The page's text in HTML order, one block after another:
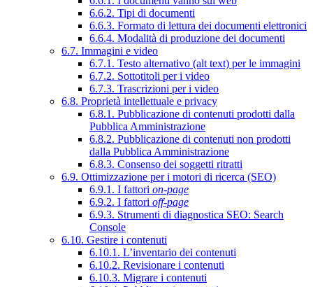
6.6.2. Tipi di documenti
6.6.3. Formato di lettura dei documenti elettronici
6.6.4. Modalità di produzione dei documenti
6.7. Immagini e video
6.7.1. Testo alternativo (alt text) per le immagini
6.7.2. Sottotitoli per i video
6.7.3. Trascrizioni per i video
6.8. Proprietà intellettuale e privacy
6.8.1. Pubblicazione di contenuti prodotti dalla
Pubblica Amministrazione
6.8.2. Pubblicazione di contenuti non prodotti
dalla Pubblica Amministrazione
6.8.3. Consenso dei soggetti ritratti
6.9. Ottimizzazione per i motori di ricerca (SEO)
6.9.1. I fattori on-page
6.9.2. I fattori off-page
6.9.3. Strumenti di diagnostica SEO: Search
Console
6.10. Gestire i contenuti
6.10.1. L’inventario dei contenuti
6.10.2. Revisionare i contenuti
6.10.3. Migrare i contenuti